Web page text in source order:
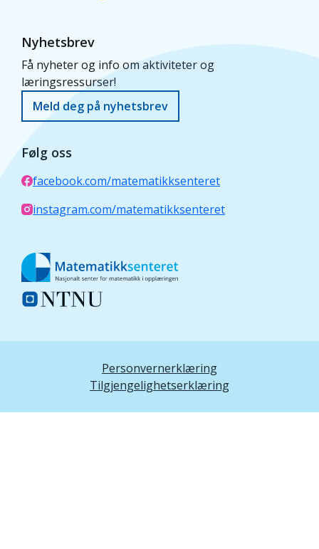
Nyhetsbrev
Få nyheter og info om aktiviteter og
læringsressurser!
Meld deg på nyhetsbrev
Følg oss
facebook.com/matematikksenteret
instagram.com/matematikksenteret
Personvernerklæring
Tilgjengelighetserklæring